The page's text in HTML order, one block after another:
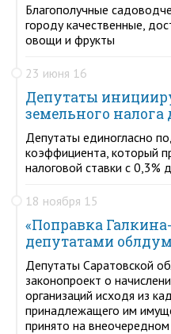
Благополучные
городу качественные,
овощи и фрукты
23 июня 16
Депутаты
земельного налога
Депутаты единогласно
коэффициента, который
налоговой ставки с 0,3%
18 ноября 15
«Поправка
депутатами
Депутаты Саратовской
законопроект о
организаций исходя из
принадлежащего им
принято на